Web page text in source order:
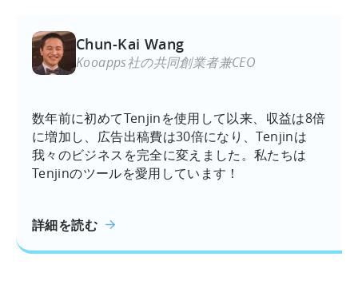
Chun-Kai Wang
Kooapps社の共同創業者兼CEO
数年前に初めてTenjinを使用して以来、収益は8倍
に増加し、広告出稿費は30倍になり、Tenjinは
我々のビジネスを完全に変えました。私たちは
Tenjinのツールを愛用しています！
詳細を読む